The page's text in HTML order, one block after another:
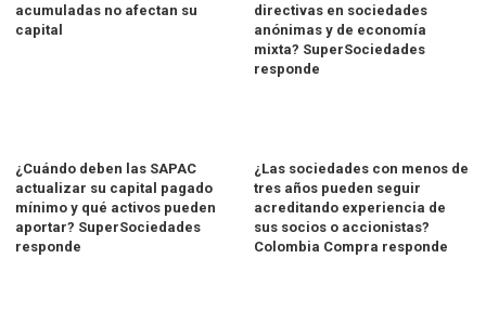
acumuladas no afectan su
capital
directivas en sociedades
anónimas y de economía
mixta? SuperSociedades
responde
¿Cuándo deben las SAPAC
actualizar su capital pagado
mínimo y qué activos pueden
aportar? SuperSociedades
responde
¿Las sociedades con menos de
tres años pueden seguir
acreditando experiencia de
sus socios o accionistas?
Colombia Compra responde